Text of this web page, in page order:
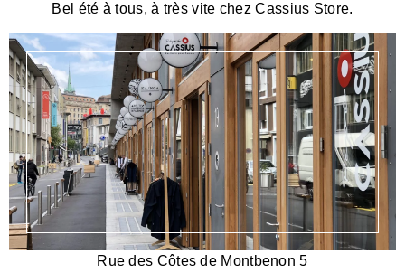
Bel été à tous, à très vite chez Cassius Store.
Rue des Côtes de Montbenon 5